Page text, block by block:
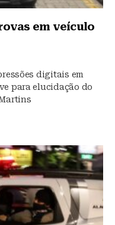
em veículo
digitais em
para elucidação do